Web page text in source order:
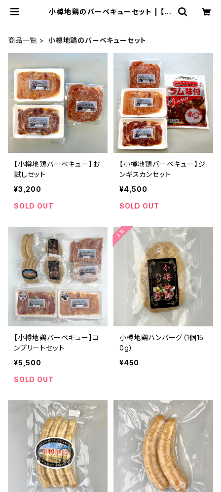
小樽地鶏のバーベキューセット | 【公
商品一覧
小樽地鶏のバーベキューセット
【小樽地鶏バーベキュー】お
試しセット
¥3,200
SOLD OUT
【小樽地鶏バーベキュー】ジ
ンギスカンセット
¥4,500
SOLD OUT
【小樽地鶏バーベキュー】コ
ンプリートセット
¥5,500
SOLD OUT
小樽地鶏ハンバーグ（1個15
0g）
¥450